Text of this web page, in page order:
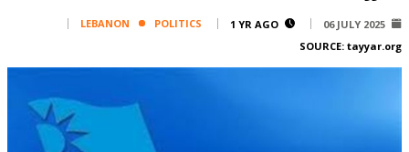
Corporate
FPM
Services
06 JULY 2025
1 YR AGO
LEBANON
POLITICS
SOURCE: tayyar.org